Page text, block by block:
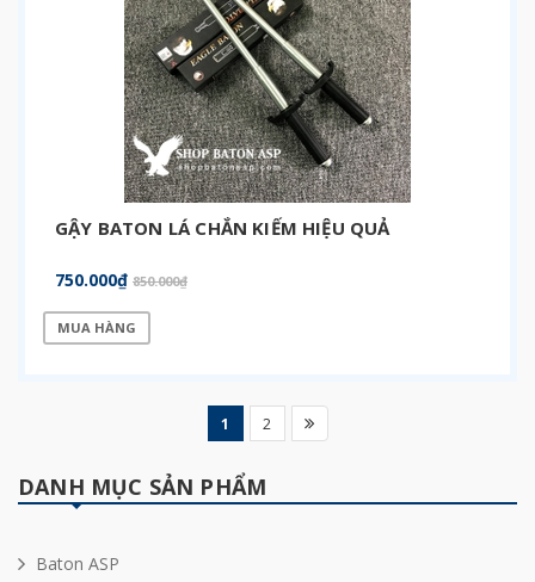
GẬY BATON LÁ CHẮN KIẾM HIỆU QUẢ
750.000₫ 850.000₫
MUA HÀNG
1 2
DANH MỤC SẢN PHẨM
Baton ASP